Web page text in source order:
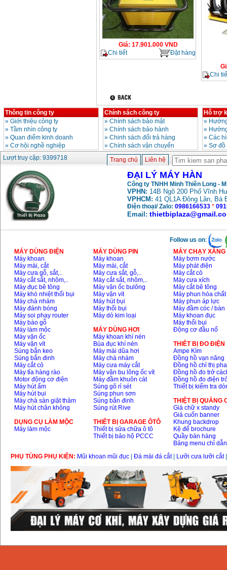
Giá: 17.901.000 VND
Chi tiết
Đặt hàng
Chi
Thông tin công ty
» Giới thiệu công ty
» Tầm nhìn công ty
» Quan điểm kinh doanh
» Cơ hội nghề nghiệp
Chính sách công ty
» Chính sách bảo mật
» Chính sách bảo hành
» Chinh sách đổi trả hàng
» Chính sách vận chuyển
Hỗ trợ
»
»
» Các
» Sơ
Lượt truy cập: 9399718
Trang chủ Liên hệ
ĐẠI LÝ MÁY HÀN
Công ty TNHH Minh Thiên Long -
VPHN: 14B Ngõ 200 Phố Vĩnh
VPHCM: 41 QL1A Đông Lân, Bà
Điện thoại/ Zalo: 0986166533 *
Email:
Follow us on:
MÁY DÙNG ĐIỆN
Máy khoan
Máy mài, cắt
Máy cưa gỗ, sắt,..
Máy cắt sắt, nhôm,..
Máy đục bê tông
Máy khò nhiệt thổi bụi
Máy chà nhám
Máy đánh bóng
Máy soi phay router
Máy bào gỗ
Máy làm mộc
Máy vặn ốc
Máy vặn vít
Súng bắn keo
Súng bắn đinh
Máy cắt cỏ
Máy tỉa hàng rào
Motor động cơ điện
Máy hút ẩm
Máy hút bụi
Máy chà sàn giặt thảm
Máy hút chân không
DỤNG CỤ LÀM MỘC
Máy làm mộc
MÁY DÙNG PIN
Máy khoan
Máy mài, cắt
Máy cưa sắt, gỗ,..
Máy cắt sắt, nhôm,..
Máy vặn ốc bulông
Máy vặn vít
Máy hút bụi
Máy thổi bụi
Máy dò kim loại
MÁY DÙNG HƠI
Máy khoan khí nén
Búa đục khí nén
Máy mài dũa hơi
Máy chà nhám
Máy cưa máy cắt
Máy vặn bu lông ốc vít
Máy đầm khuôn cát
Súng gõ rỉ sét
Súng phun sơn
Súng bắn đinh
Súng rút Rive
THIÊT BỊ GARAGE ÔTÔ
Thiết bị sửa chữa ô tô
Thiết bị bảo hộ PCCC
MÁY CHẠY
Máy bơm nước
Máy phát điện
Máy cắt cỏ
Máy cưa xích
Máy cắt bê tông
Máy phun hóa chất
Máy phun áp lực
Máy đầm cóc / bàn
Máy khoan đục
Máy thổi bụi
Động cơ đầu nổ
THIÊT BỊ ĐO ĐIỆN
Ampe Kìm
Đồng hồ vạn năng
Đồng hồ chỉ thị pha
Đồng hồ đo trở
Đồng hồ đo điện
Thiết bị kiểm tra
THIỆT BỊ QUẢNG
Giá chữ x standy
Giá cuốn banner
Khung backdrop
Kệ để brochure
Quầy bán hàng
Bảng menu chỉ dẫn
PHỤ TÙNG PHỤ KIỆN: Mũi khoan mũi đục Đá mài đá cắt| Lưỡi cưa lưỡi cắt